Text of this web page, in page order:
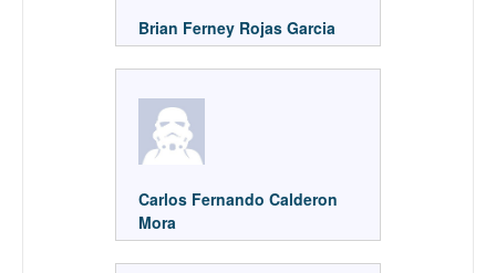
Brian Ferney Rojas Garcia
Carlos Fernando Calderon
Mora